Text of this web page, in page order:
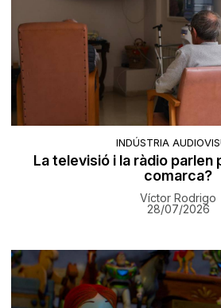
INDÚSTRIA
La televisió i la ràdio parlen
comarca?
Víctor Rodrigo
28/07/2026